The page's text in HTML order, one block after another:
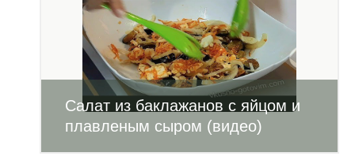
Салат из баклажанов с яйцом и
плавленым сыром (видео)